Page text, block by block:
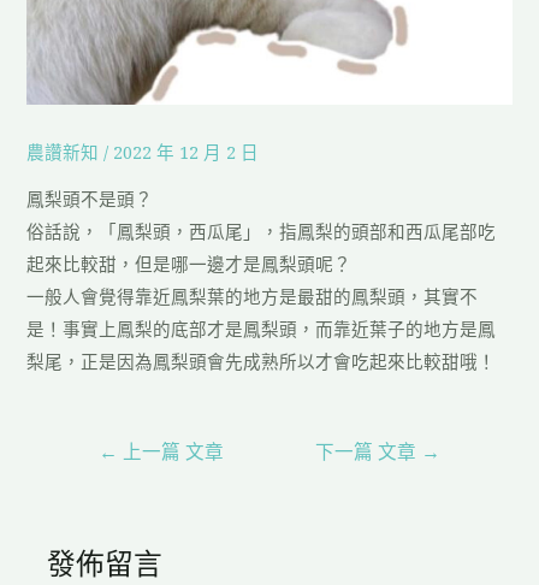
農讚新知 / 2022 年 12 月 2 日
鳳梨頭不是頭？
俗話說，「鳳梨頭，西瓜尾」，指鳳梨的頭部和西瓜尾部吃
起來比較甜，但是哪一邊才是鳳梨頭呢？
一般人會覺得靠近鳳梨葉的地方是最甜的鳳梨頭，其實不
是！事實上鳳梨的底部才是鳳梨頭，而靠近葉子的地方是鳳
梨尾，正是因為鳳梨頭會先成熟所以才會吃起來比較甜哦！
← 上一篇 文章 下一篇 文章 →
發佈留言